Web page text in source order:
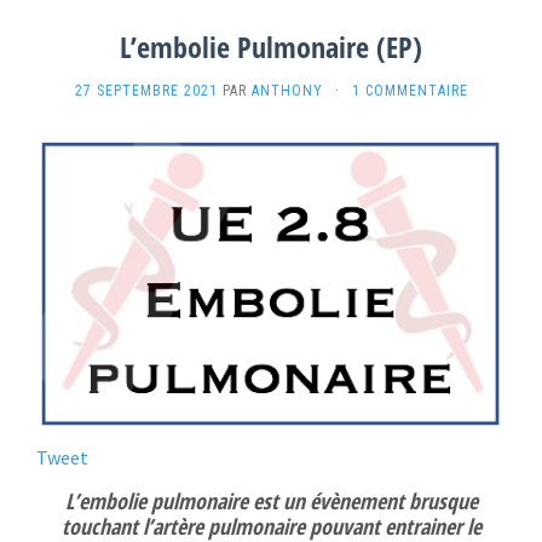
L’embolie Pulmonaire (EP)
27 SEPTEMBRE 2021 PAR ANTHONY · 1 COMMENTAIRE
Tweet
L’embolie pulmonaire est un évènement brusque
touchant l’artère pulmonaire pouvant entrainer le